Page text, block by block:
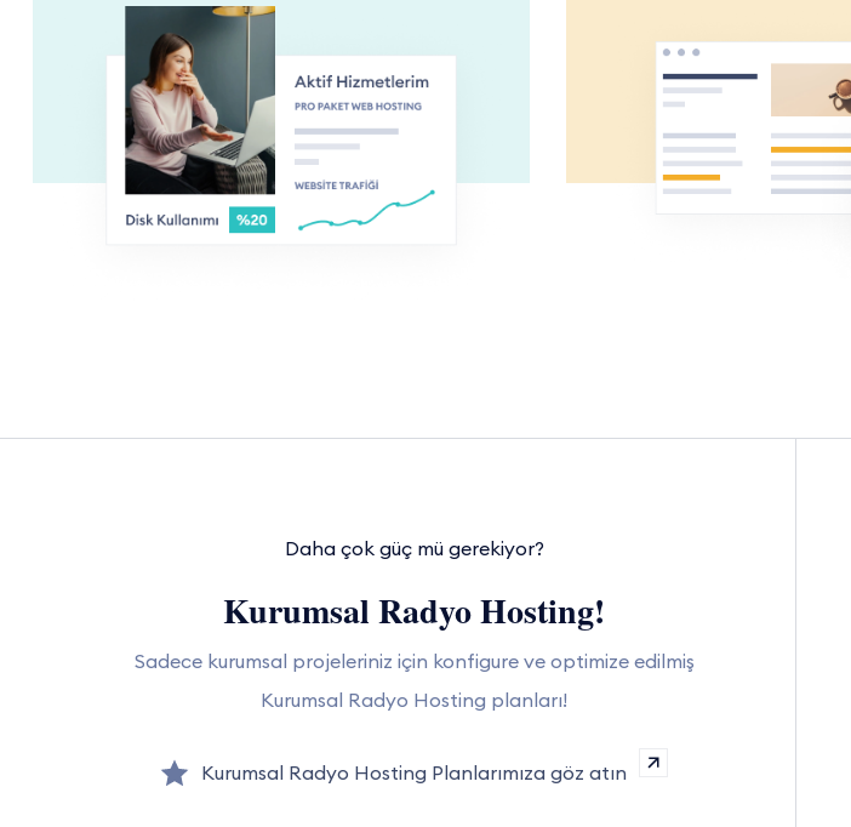
Daha çok güç mü gerekiyor?
Kurumsal Radyo Hosting!
Sadece kurumsal projeleriniz için konfigure ve optimize edilmiş
Kurumsal Radyo Hosting planları!
Kurumsal Radyo Hosting Planlarımıza göz atın